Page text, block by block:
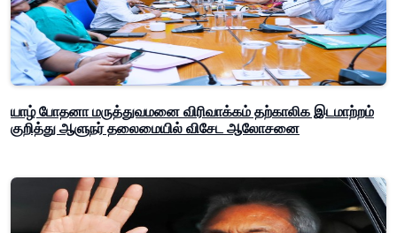
யாழ் போதனா மருத்துவமனை விரிவாக்கம் தற்காலிக இடமாற்றம்
குறித்து ஆளுநர் தலைமையில் விசேட ஆலோசனை